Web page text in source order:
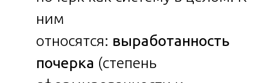
ним
относятся: выработанность
почерка (степень